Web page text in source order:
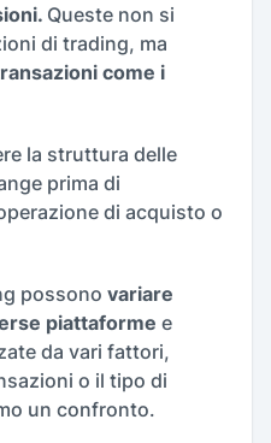
Queste non si
di trading, ma
come i
la struttura delle
prima di
di acquisto o
possono variare
piattaforme e
da vari fattori,
o il tipo di
un confronto.